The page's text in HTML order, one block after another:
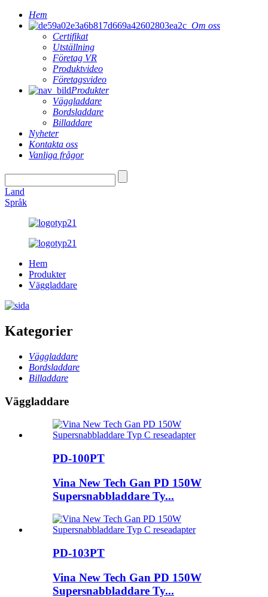
Hem
Om oss
Certifikat
Utställning
Företag VR
Produktvideo
Företagsvideo
Produkter
Väggladdare
Bordsladdare
Billaddare
Nyheter
Kontakta oss
Vanliga frågor
Land
Språk
Hem
Produkter
Väggladdare
Kategorier
Väggladdare
Bordsladdare
Billaddare
Väggladdare
PD-100PT
Vina New Tech Gan PD 150W
Supersnabbladdare Ty...
PD-103PT
Vina New Tech Gan PD 150W
Supersnabbladdare Ty...